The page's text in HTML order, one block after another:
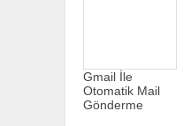
Gmail İle
Otomatik Mail
Gönderme